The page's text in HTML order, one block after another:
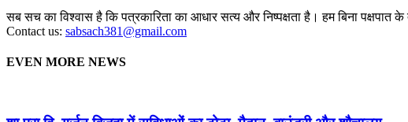
सब सच का विश्वास है कि पत्रकारिता का आधार सत्य और निष्पक्षता है। हम बिना
Contact us: sabsach381@gmail.com
EVEN MORE NEWS